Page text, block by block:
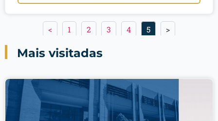
< 1 2 3 4 5 >
Mais visitadas